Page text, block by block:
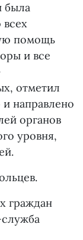
была
всех
помощь
и все
отметил
направлено
органов
уровня,
граждан